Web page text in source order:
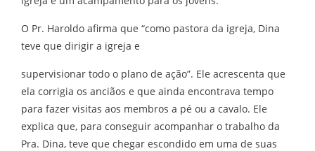
O Pr. Haroldo afirma que “como pastora da igreja, Dina
teve que dirigir a igreja e
supervisionar todo o plano de ação”. Ele acrescenta que
ela corrigia os anciãos e que ainda encontrava tempo
para fazer visitas aos membros a pé ou a cavalo. Ele
explica que, para conseguir acompanhar o trabalho da
Pra. Dina, teve que chegar escondido em uma de suas